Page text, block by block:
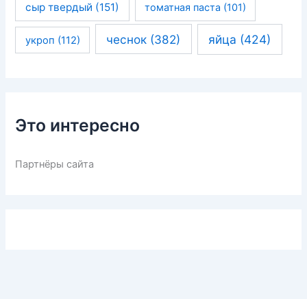
сыр твердый (151) томатная паста (101)
укроп (112) чеснок (382) яйца (424)
Это интересно
Партнёры сайта